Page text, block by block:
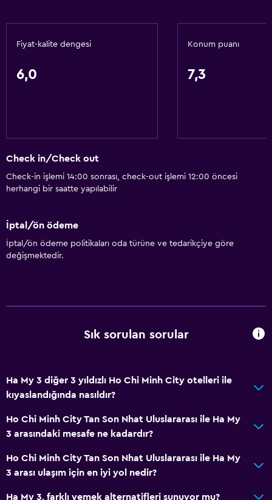
Fiyat-kalite dengesi
6,0
Konum puanı
7,3
Check in/Check out
Check-in işlemi 14:00 sonrası, check-out işlemi 12:00 öncesi
herhangi bir saatte yapılabilir
İptal/ön ödeme
İptal/ön ödeme politikaları oda türüne ve tedarikçiye göre
değişmektedir.
Sık sorulan sorular
Ha My 3 diğer 3 yıldızlı Ho Chi Minh City otelleri ile
kıyaslandığında nasıldır?
Ho Chi Minh City Tan Son Nhat Uluslararası ile Ha My
3 arasındaki mesafe ne kadardır?
Ho Chi Minh City Tan Son Nhat Uluslararası ile Ha My
3 arası ulaşım için en iyi yol nedir?
Ha My 3, farklı yemek alternatifleri sunuyor mu?